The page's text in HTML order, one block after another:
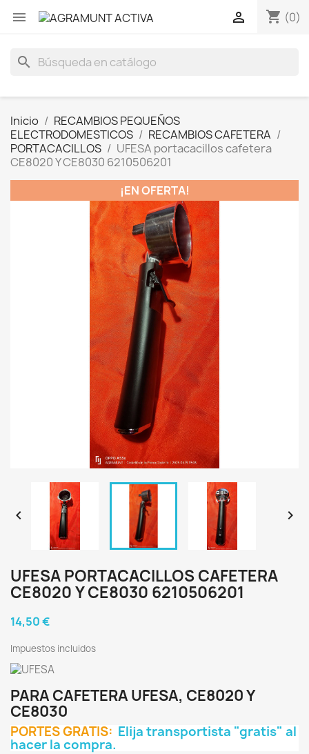
 shopping_cart (0)

search
Inicio
RECAMBIOS PEQUEÑOS
ELECTRODOMESTICOS
RECAMBIOS CAFETERA
PORTACACILLOS
UFESA portacacillos cafetera
CE8020 Y CE8030 6210506201
¡EN OFERTA!
 
UFESA PORTACACILLOS CAFETERA
CE8020 Y CE8030 6210506201
14,50 €
Impuestos incluidos
PARA CAFETERA UFESA, CE8020 Y
CE8030
PORTES GRATIS: Elija transportista "gratis" al
hacer la compra.